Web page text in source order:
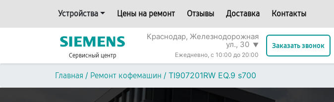
Устройства Цены на ремонт Отзывы Доставка Контакты
Сервисный центр
Краснодар, Железнодорожная
ул., 30 ▼
Ежедневно, с 10:00 до 20:00
Заказать звонок
Главная / Ремонт кофемашин / TI907201RW EQ.9 s700